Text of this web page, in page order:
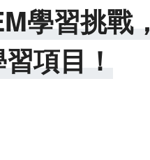
學習挑戰，
項目！